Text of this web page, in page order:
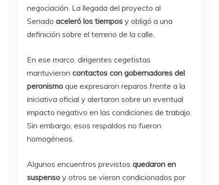
negociación. La llegada del proyecto al
Senado aceleró los tiempos y obligó a una
definición sobre el terreno de la calle.
En ese marco, dirigentes cegetistas
mantuvieron contactos con gobernadores del
peronismo que expresaron reparos frente a la
iniciativa oficial y alertaron sobre un eventual
impacto negativo en las condiciones de trabajo.
Sin embargo, esos respaldos no fueron
homogéneos.
Algunos encuentros previstos quedaron en
suspenso y otros se vieron condicionados por